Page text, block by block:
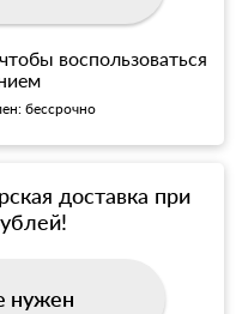
воспользоваться
бессрочно
доставка при
нужен